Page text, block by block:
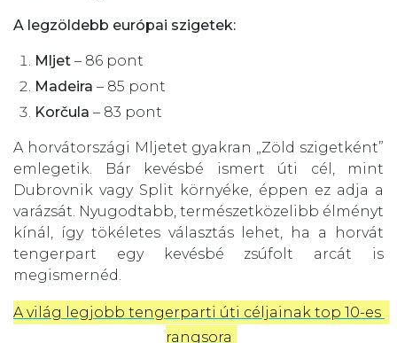
A legzöldebb európai szigetek:
Mljet – 86 pont
Madeira – 85 pont
Korčula – 83 pont
A horvátországi Mljetet gyakran „Zöld szigetként”
emlegetik. Bár kevésbé ismert úti cél, mint
Dubrovnik vagy Split környéke, éppen ez adja a
varázsát. Nyugodtabb, természetközelibb élményt
kínál, így tökéletes választás lehet, ha a horvát
tengerpart egy kevésbé zsúfolt arcát is
megismernéd.
A világ legjobb tengerparti úti céljainak top 10-es
rangsora